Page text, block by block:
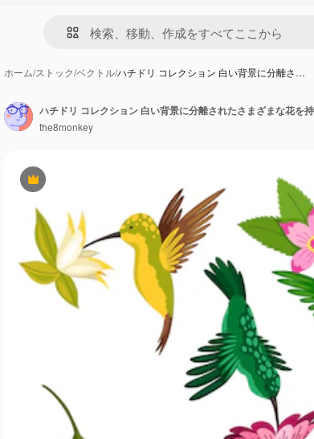
ホーム/ストック/ベクトル/ハチドリ コレクション 白い背景に分離さ…
Premium
the8monkey